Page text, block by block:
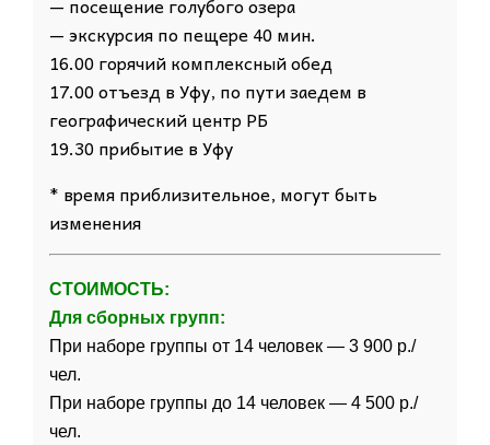
— экскурсия по пещере 40 мин.
16.00 горячий комплексный обед
17.00 отъезд в Уфу, по пути заедем в
географический центр РБ
19.30 прибытие в Уфу
* время приблизительное, могут быть
изменения
СТОИМОСТЬ:
Для сборных групп:
При наборе группы от 14 человек — 3 900 р./
чел.
При наборе группы до 14 человек — 4 500 р./
чел.